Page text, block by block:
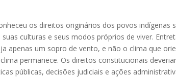
os direitos originários dos povos indígenas
culturas e seus modos próprios de viver.
apenas um sopro de vento, e não o clima que
permanece. Os direitos constitucionais
públicas, decisões judiciais e ações